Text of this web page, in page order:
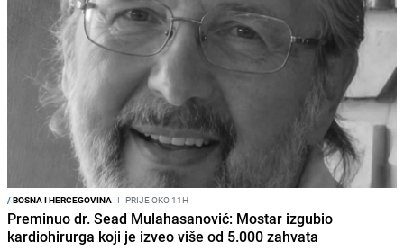
/BOSNA I HERCEGOVINA I PRIJE OKO 11H
Preminuo dr. Sead Mulahasanović: Mostar izgubio
kardiohirurga koji je izveo više od 5.000 zahvata